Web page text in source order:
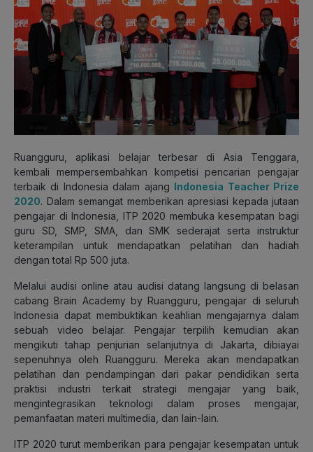
Ruangguru, aplikasi belajar terbesar di Asia Tenggara,
kembali mempersembahkan kompetisi pencarian pengajar
terbaik di Indonesia dalam ajang Indonesia Teacher Prize
2020. Dalam semangat memberikan apresiasi kepada jutaan
pengajar di Indonesia, ITP 2020 membuka kesempatan bagi
guru SD, SMP, SMA, dan SMK sederajat serta instruktur
keterampilan untuk mendapatkan pelatihan dan hadiah
dengan total Rp 500 juta.
Melalui audisi online atau audisi datang langsung di belasan
cabang Brain Academy by Ruangguru, pengajar di seluruh
Indonesia dapat membuktikan keahlian mengajarnya dalam
sebuah video belajar. Pengajar terpilih kemudian akan
mengikuti tahap penjurian selanjutnya di Jakarta, dibiayai
sepenuhnya oleh Ruangguru. Mereka akan mendapatkan
pelatihan dan pendampingan dari pakar pendidikan serta
praktisi industri terkait strategi mengajar yang baik,
mengintegrasikan teknologi dalam proses mengajar,
pemanfaatan materi multimedia, dan lain-lain.
ITP 2020 turut memberikan para pengajar kesempatan untuk